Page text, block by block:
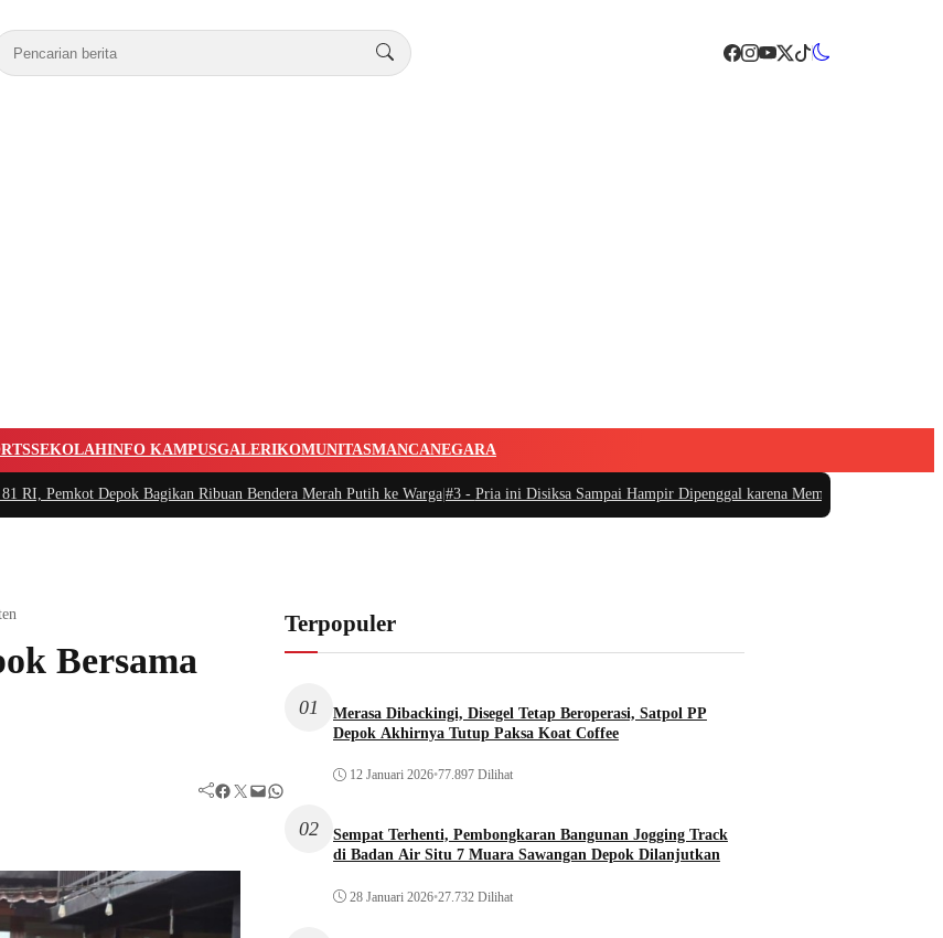
SEKOLAHINFO KAMPUSGALERIKOMUNITASMANCANEGARA
Pemkot Depok Bagikan Ribuan Bendera Merah Putih ke Warga|#3 -Pria ini Disiksa Sampai Hampir Dipenggal karena Memastikan Dunia Tahu
Bersama
Facebook Twitter Mail WhatsApp
Terpopuler
01
Merasa Dibackingi, Disegel Tetap Beroperasi, Satpol PP
Depok Akhirnya Tutup Paksa Koat Coffee
12 Januari 2026•77.897 Dilihat
02
Sempat Terhenti, Pembongkaran Bangunan Jogging Track
di Badan Air Situ 7 Muara Sawangan Depok Dilanjutkan
28 Januari 2026•27.732 Dilihat